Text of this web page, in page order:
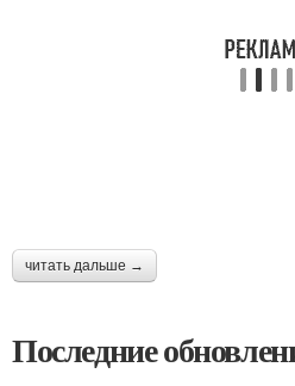
читать дальше →
Последние